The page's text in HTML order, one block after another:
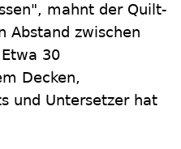
mahnt der Quilt-
Abstand zwischen
30
Decken,
und Untersetzer hat